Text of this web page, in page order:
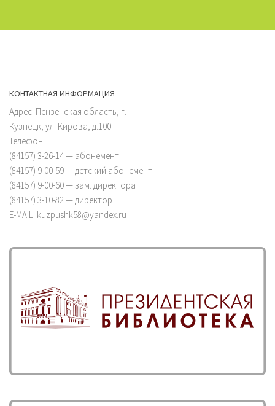
КОНТАКТНАЯ ИНФОРМАЦИЯ
Адрес: Пензенская область, г.
Кузнецк, ул. Кирова, д.100
Телефон:
(84157) 3-26-14 — абонемент
(84157) 9-00-59 — детский абонемент
(84157) 9-00-60 — зам. директора
(84157) 3-10-82 — директор
E-MAIL: kuzpushk58@yandex.ru